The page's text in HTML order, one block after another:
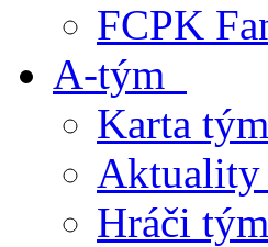
FCPK
A-tým
Karta
Aktuality
Hráči